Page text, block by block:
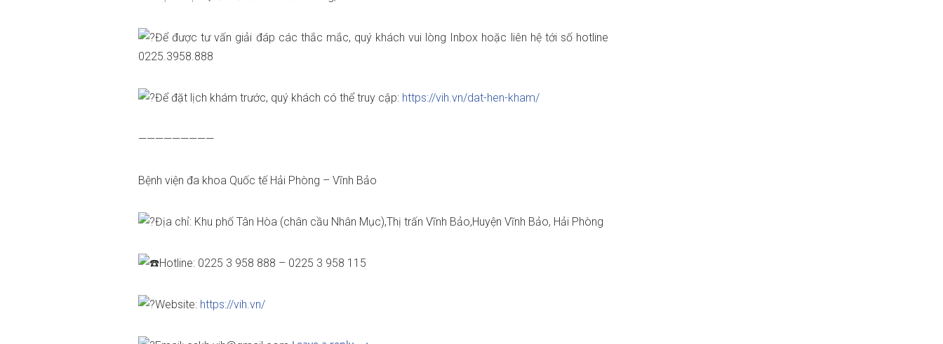
Để được tư vấn giải đáp các thắc mắc, quý khách vui lòng Inbox hoặc liên hệ tới số hotline
0225.3958.888
Để đặt lịch khám trước, quý khách có thể truy cập: https://vih.vn/dat-hen-kham/
—————————
Bệnh viện đa khoa Quốc tế Hải Phòng – Vĩnh Bảo
Địa chỉ: Khu phố Tân Hòa (chân cầu Nhân Mục),Thị trấn Vĩnh Bảo,Huyện Vĩnh Bảo, Hải Phòng
Hotline: 0225 3 958 888 – 0225 3 958 115
Website: https://vih.vn/